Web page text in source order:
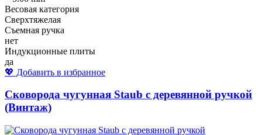
Весовая категория
Сверхтяжелая
Съемная ручка
нет
Индукционные плиты
да
💖 Добавить в избранное
Сковорода чугунная Staub с деревянной ручкой
(Винтаж)